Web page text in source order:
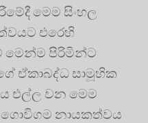
මෙම සිංහල
එරෙහි
මෙන්ම පිරිමින්ට
ඒකාබද්ධ සාමූහික
එල්ල වන මෙම
නායකත්වය